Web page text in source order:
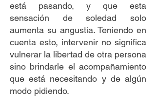
está pasando, y que esta
sensación de soledad solo
aumenta su angustia. Teniendo en
cuenta esto, intervenir no significa
vulnerar la libertad de otra persona
sino brindarle el acompañamiento
que está necesitando y de algún
modo pidiendo.